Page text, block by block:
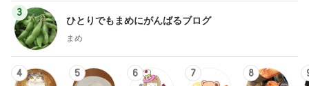
3
ひとりでもまめにがんばるブログ
まめ
4 5 6 7 8